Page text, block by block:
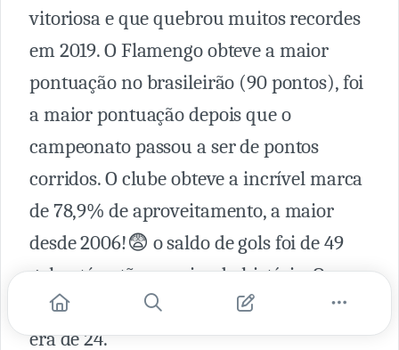
vitoriosa e que quebrou muitos recordes
em 2019. O Flamengo obteve a maior
pontuação no brasileirão (90 pontos), foi
a maior pontuação depois que o
campeonato passou a ser de pontos
corridos. O clube obteve a incrível marca
de 78,9% de aproveitamento, a maior
desde 2006!😨 o saldo de gols foi de 49
gols, até então o maior da história. O
número de vitórias foi de 28 o recorde
era de 24.